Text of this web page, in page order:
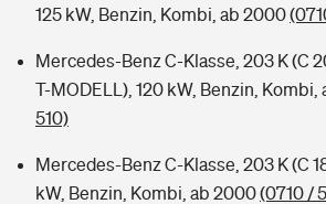
125 kW, Benzin, Kombi, ab 2000
Mercedes-Benz C-Klasse, 203 K (C
T-MODELL), 120 kW, Benzin, Kombi,
510)
Mercedes-Benz C-Klasse, 203 K (C
kW, Benzin, Kombi, ab 2000(0710 /